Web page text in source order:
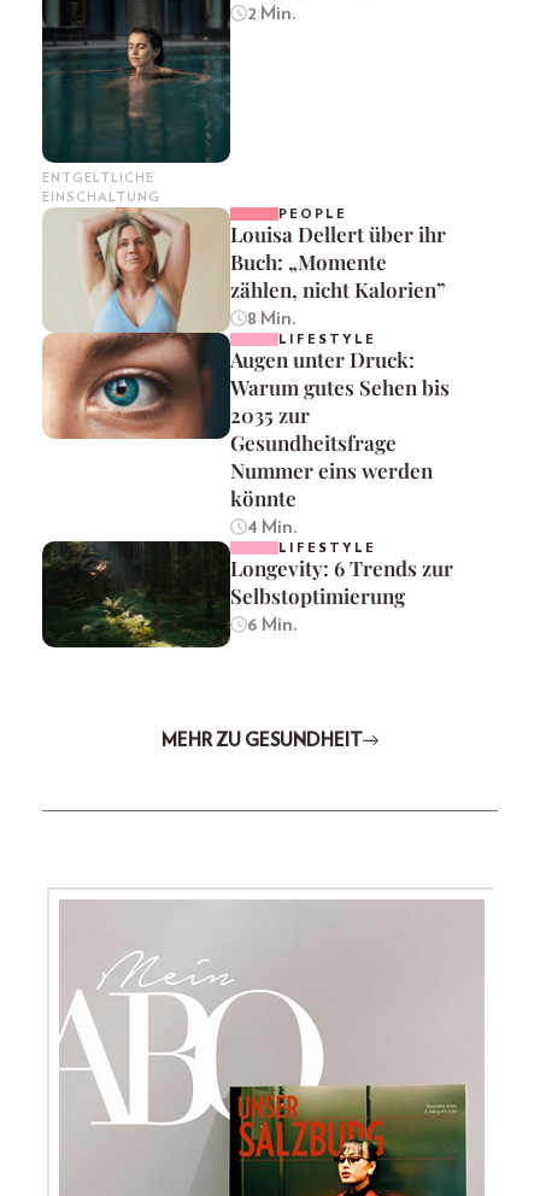
ENTGELTLICHE
EINSCHALTUNG
2 Min.
PEOPLE
Louisa Dellert über ihr
Buch: „Momente
zählen, nicht Kalorien”
8 Min.
LIFESTYLE
Augen unter Druck:
Warum gutes Sehen bis
2035 zur
Gesundheitsfrage
Nummer eins werden
könnte
4 Min.
LIFESTYLE
Longevity: 6 Trends zur
Selbstoptimierung
6 Min.
MEHR ZU GESUNDHEIT